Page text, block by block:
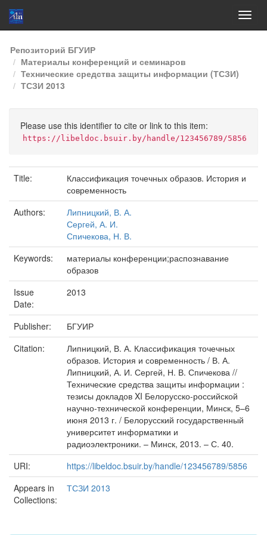
Skip
navigation
Репозиторий БГУИР
Материалы конференций и семинаров
Технические средства защиты информации (ТСЗИ)
ТСЗИ 2013
Please use this identifier to cite or link to this item:
https://libeldoc.bsuir.by/handle/123456789/5856
Title:
Классификация точечных образов. История и
современность
Authors:
Липницкий, В. А.
Сергей, А. И.
Спичекова, Н. В.
Keywords:
материалы конференции;распознавание
образов
Issue
Date:
2013
Publisher:
БГУИР
Citation:
Липницкий, В. А. Классификация точечных
образов. История и современность / В. А.
Липницкий, А. И. Сергей, Н. В. Спичекова //
Технические средства защиты информации :
тезисы докладов XI Белорусско-российской
научно-технической конференции, Минск, 5–6
июня 2013 г. / Белорусский государственный
университет информатики и
радиоэлектроники. – Минск, 2013. – С. 40.
URI:
https://libeldoc.bsuir.by/handle/123456789/5856
Appears in
Collections:
ТСЗИ 2013